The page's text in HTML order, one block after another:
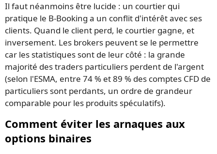
Il faut néanmoins être lucide : un courtier qui
pratique le B-Booking a un conflit d'intérêt avec ses
clients. Quand le client perd, le courtier gagne, et
inversement. Les brokers peuvent se le permettre
car les statistiques sont de leur côté : la grande
majorité des traders particuliers perdent de l'argent
(selon l'ESMA, entre 74 % et 89 % des comptes CFD de
particuliers sont perdants, un ordre de grandeur
comparable pour les produits spéculatifs).
Comment éviter les arnaques aux
options binaires